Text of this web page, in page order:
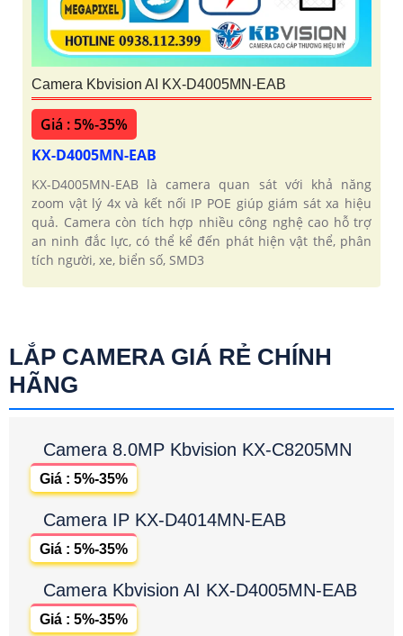
Camera Kbvision AI KX-D4005MN-EAB
Giá : 5%-35%
KX-D4005MN-EAB
KX-D4005MN-EAB là camera quan sát với khả năng
zoom vật lý 4x và kết nối IP POE giúp giám sát xa hiệu
quả. Camera còn tích hợp nhiều công nghệ cao hỗ trợ
an ninh đắc lực, có thể kể đến phát hiện vật thể, phân
tích người, xe, biển số, SMD3
LẮP CAMERA GIÁ RẺ CHÍNH
HÃNG
Camera 8.0MP Kbvision KX-C8205MN
Giá : 5%-35%
Camera IP KX-D4014MN-EAB
Giá : 5%-35%
Camera Kbvision AI KX-D4005MN-EAB
Giá : 5%-35%